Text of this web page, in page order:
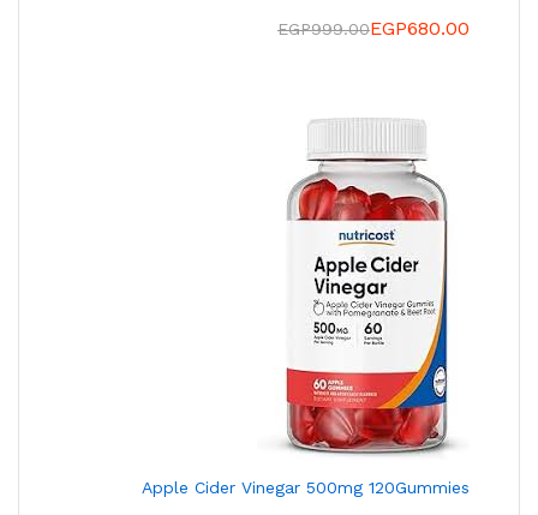
EGP680.00
EGP999.00
Apple Cider Vinegar 500mg 120Gummies